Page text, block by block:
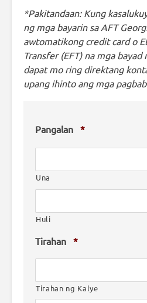
*Pakitandaan: Kung
ng mga bayarin sa AFT
awtomatikong credit card o
Transfer (EFT) na mga
dapat mo ring direktang
upang ihinto ang mga
Pangalan *
Una
Huli
Tirahan *
Tirahan ng Kalye